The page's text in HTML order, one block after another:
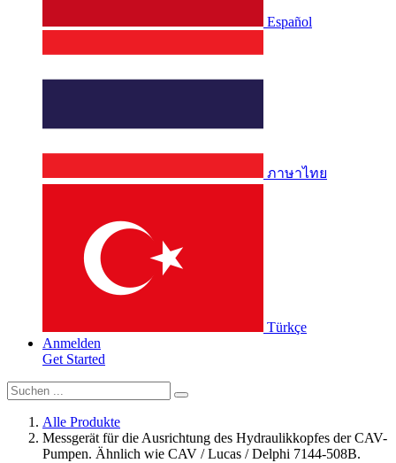
Español
ภาษาไทย
Türkçe
Anmelden
Get Started
Alle Produkte
Messgerät für die Ausrichtung des Hydraulikkopfes der CAV-
Pumpen. Ähnlich wie CAV / Lucas / Delphi 7144-508B.